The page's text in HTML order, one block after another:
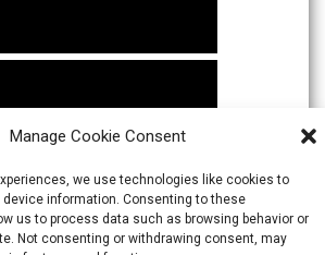
Manage Cookie Consent
we use technologies like cookies to
information. Consenting to these
us to process data such as browsing behavior or
Not consenting or withdrawing consent, may